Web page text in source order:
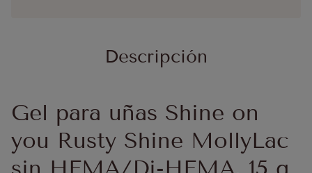
Descripción
Gel para uñas Shine on
you Rusty Shine MollyLac